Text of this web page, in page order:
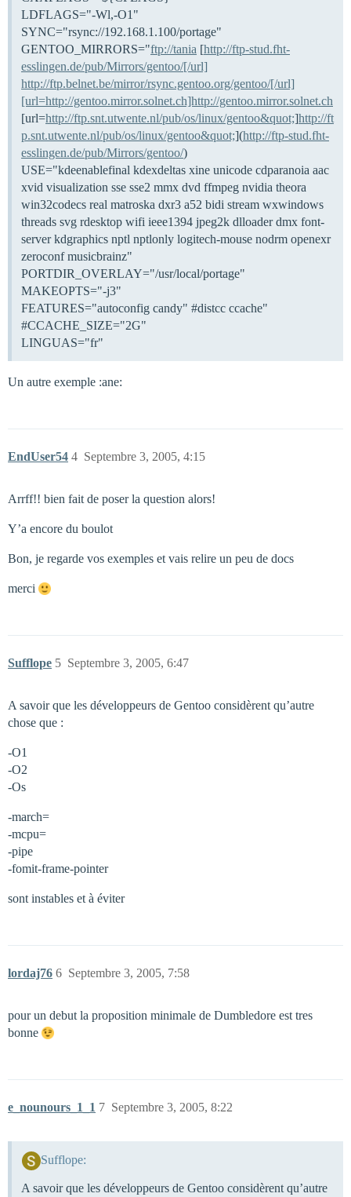
LDFLAGS="-Wl,-O1"
SYNC="rsync://192.168.1.100/portage"
GENTOO_MIRRORS="ftp://tania [http://ftp-stud.fht-
esslingen.de/pub/Mirrors/gentoo/[/url]
http://ftp.belnet.be/mirror/rsync.gentoo.org/gentoo/[/url]
[url=http://gentoo.mirror.solnet.ch]http://gentoo.mirror.solnet.ch
[url=http://ftp.snt.utwente.nl/pub/os/linux/gentoo&quot;]http://ft
p.snt.utwente.nl/pub/os/linux/gentoo&quot;](http://ftp-stud.fht-
esslingen.de/pub/Mirrors/gentoo/)
USE="kdeenablefinal kdexdeltas xine unicode cdparanoia aac
xvid visualization sse sse2 mmx dvd ffmpeg nvidia theora
win32codecs real matroska dxr3 a52 bidi stream wxwindows
threads svg rdesktop wifi ieee1394 jpeg2k dlloader dmx font-
server kdgraphics nptl nptlonly logitech-mouse nodrm openexr
zeroconf musicbrainz"
PORTDIR_OVERLAY="/usr/local/portage"
MAKEOPTS="-j3"
FEATURES="autoconfig candy" #distcc ccache"
#CCACHE_SIZE="2G"
LINGUAS="fr"
Un autre exemple :ane:
EndUser54 Septembre 3, 2005, 4:15
4
Arrff!! bien fait de poser la question alors!
Y’a encore du boulot
Bon, je regarde vos exemples et vais relire un peu de docs
merci
Sufflope Septembre 3, 2005, 6:47
5
A savoir que les développeurs de Gentoo considèrent qu’autre
chose que :
-O1
-O2
-Os
-march=
-mcpu=
-pipe
-fomit-frame-pointer
sont instables et à éviter
lordaj76 Septembre 3, 2005, 7:58
6
pour un debut la proposition minimale de Dumbledore est tres
bonne
e_nounours_1_1 Septembre 3, 2005, 8:22
7
Sufflope:
A savoir que les développeurs de Gentoo considèrent qu’autre